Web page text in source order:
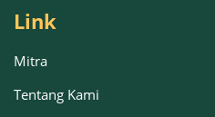
Link
Mitra
Tentang Kami